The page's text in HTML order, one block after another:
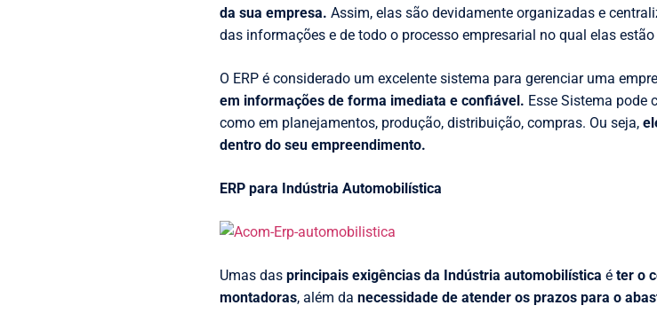
da sua empresa. Assim, elas são devidamente organizadas e
das informações e de todo o processo empresarial no qual elas
O ERP é considerado um excelente sistema para gerenciar uma
em informações de forma imediata e confiável. Esse Sistema pode
como em planejamentos, produção, distribuição, compras. Ou seja,
dentro do seu empreendimento.
ERP para Indústria Automobilística
Umas das principais exigências da Indústria automobilística é ter o
montadoras, além da necessidade de atender os prazos para o